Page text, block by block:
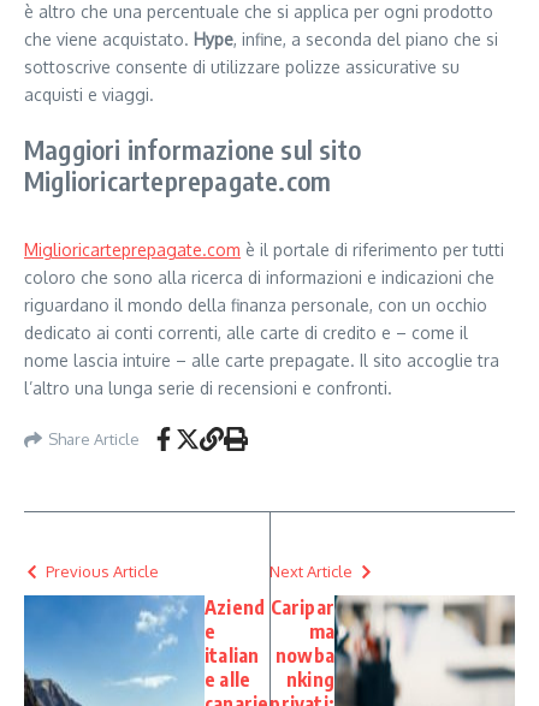
è altro che una percentuale che si applica per ogni prodotto
che viene acquistato. Hype, infine, a seconda del piano che si
sottoscrive consente di utilizzare polizze assicurative su
acquisti e viaggi.
Maggiori informazione sul sito
Miglioricarteprepagate.com
Miglioricarteprepagate.com è il portale di riferimento per tutti
coloro che sono alla ricerca di informazioni e indicazioni che
riguardano il mondo della finanza personale, con un occhio
dedicato ai conti correnti, alle carte di credito e – come il
nome lascia intuire – alle carte prepagate. Il sito accoglie tra
l’altro una lunga serie di recensioni e confronti.
Share Article
Previous Article
Aziend
e
italian
e alle
Next Article
Caripar
ma
nowba
nking